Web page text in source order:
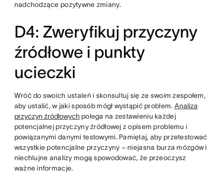
nadchodzące pozytywne zmiany.
D4: Zweryfikuj przyczyny
źródłowe i punkty
ucieczki
Wróć do swoich ustaleń i skonsultuj się ze swoim zespołem,
aby ustalić, w jaki sposób mógł wystąpić problem. Analiza
przyczyn źródłowych polega na zestawieniu każdej
potencjalnej przyczyny źródłowej z opisem problemu i
powiązanymi danymi testowymi. Pamiętaj, aby przetestować
wszystkie potencjalne przyczyny – niejasna burza mózgów i
niechlujne analizy mogą spowodować, że przeoczysz
ważne informacje.